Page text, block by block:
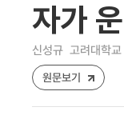
자가
신성규 고려대학
원문보기